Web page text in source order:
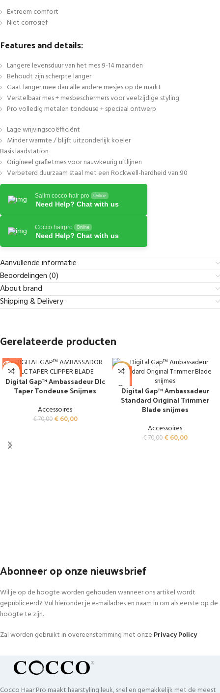
Extreem comfort
Niet corrosief
Features and details:
Langere levensduur van het mes 9-14 maanden
Behoudt zijn scherpte langer
Gaat langer mee dan alle andere mesjes op de markt
Verstelbaar mes + mesbeschermers voor veelzijdige styling
Pro volledig metalen tondeuse + speciaal ontwerp
Lage wrijvingscoëfficiënt
Minder warmte / blijft uitzonderlijk koeler
Basis laadstation
Origineel grafietmes voor nauwkeurig uitlijnen
Verbeterd duurzaam staal met een Rockwell-hardheid van 90
Salim cocco hair pro Online
Need Help? Chat with us
Cocco hairpro Online
Need Help? Chat with us
Aanvullende informatie
Beoordelingen (0)
About brand
Shipping & Delivery
Gerelateerde producten
-14%
SOLD O
UT
Digital Gap™ Ambassadeur Dlc
Taper Tondeuse Snijmes
Accessoires
€70,00 €60,00
-14%
SOLD O
UT
Digital Gap™ Ambassadeur
Standard Original Trimmer
Blade snijmes
Accessoires
€70,00 €60,00
Abonneer op onze nieuwsbrief
Wil je op de hoogte worden gehouden wanneer ons artikel wordt
gepubliceerd? Vul hieronder je e-mailadres en naam in om als eerste op de
hoogte te zijn.
Zal worden gebruikt in overeenstemming met onze Privacy Policy
Cocco Haar Pro maakt haarstyling leuk, snel en gemakkelijk met de meest